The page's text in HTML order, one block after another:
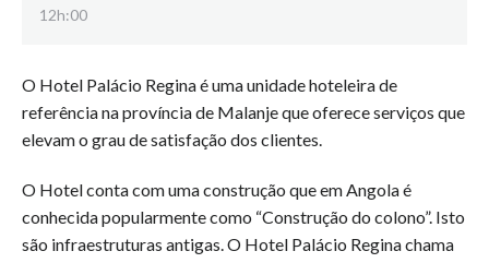
12h:00
O Hotel Palácio Regina é uma unidade hoteleira de
referência na província de Malanje que oferece serviços que
elevam o grau de satisfação dos clientes.
O Hotel conta com uma construção que em Angola é
conhecida popularmente como “Construção do colono”. Isto
são infraestruturas antigas. O Hotel Palácio Regina chama